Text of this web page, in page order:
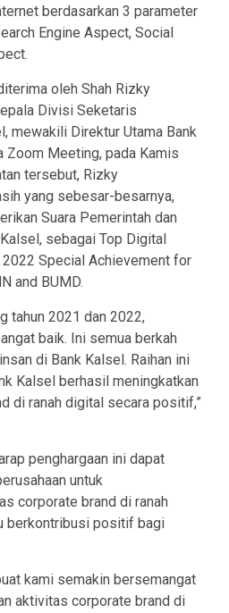
berdasarkan 3 parameter
Engine Aspect, Social
oleh Shah Rizky
Divisi Seketaris
mewakili Direktur Utama Bank
Zoom Meeting, pada Kamis
tersebut, Rizky
yang sebesar-besarnya,
Suara Pemerintah dan
sebagai Top Digital
Special Achievement for
and BUMD.
tahun 2021 dan 2022,
baik. Ini semua berkah
di Bank Kalsel. Raihan ini
Kalsel berhasil meningkatkan
di ranah digital secara positif,”
penghargaan ini dapat
untuk
corporate brand di ranah
berkontribusi positif bagi
kami semakin bersemangat
aktivitas corporate brand di